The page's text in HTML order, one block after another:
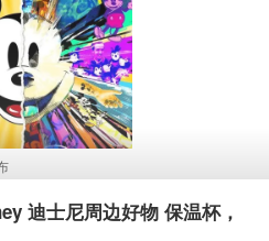
迪士尼周边好物 保温杯，